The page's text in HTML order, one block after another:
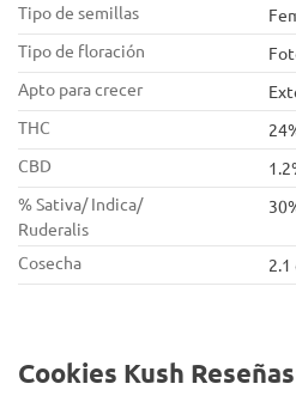
Tipo de semillas
Tipo de floración
Apto para crecer
THC
CBD
% Sativa/ Indica/
Ruderalis
Cosecha
Cookies Kush Reseñas